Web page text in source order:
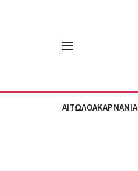
ΑΙΤΩΛΟΑΚΑΡΝΑΝΙΑ